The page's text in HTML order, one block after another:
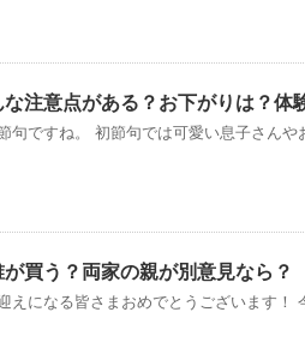
注意点がある？お下がりは？体
句ですね。 初節句では可愛い息子さんや
買う？両家の親が別意見なら？
えになる皆さまおめでとうございます！